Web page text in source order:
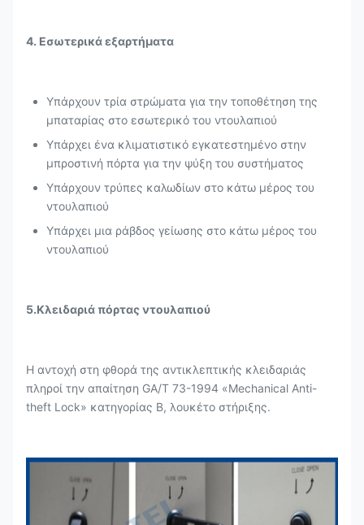
4. Εσωτερικά εξαρτήματα
Υπάρχουν τρία στρώματα για την τοποθέτηση της
μπαταρίας στο εσωτερικό του ντουλαπιού
Υπάρχει ένα κλιματιστικό εγκατεστημένο στην
μπροστινή πόρτα για την ψύξη του συστήματος
Υπάρχουν τρύπες καλωδίων στο κάτω μέρος του
ντουλαπιού
Υπάρχει μια ράβδος γείωσης στο κάτω μέρος του
ντουλαπιού
5.Κλειδαριά πόρτας ντουλαπιού
Η αντοχή στη φθορά της αντικλεπτικής κλειδαριάς
πληροί την απαίτηση GA/T 73-1994 «Mechanical Anti-
theft Lock» κατηγορίας Β, λουκέτο στήριξης.